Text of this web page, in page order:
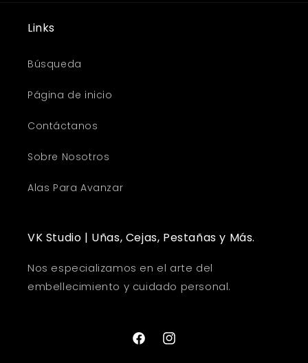
Links
Búsqueda
Página de inicio
Contáctanos
Sobre Nosotros
Alas Para Avanzar
VK Studio | Uñas, Cejas, Pestañas y Más.
Nos especializamos en el arte del
embellecimiento y cuidado personal.
FacebookInstagram